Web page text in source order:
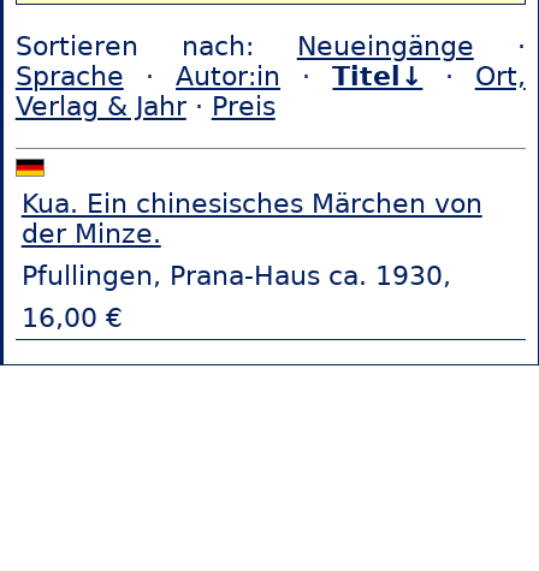
Sortieren nach: Neueingänge ·
Sprache ·Autor:in ·Titel↓ · Ort,
Verlag & Jahr· Preis
Kua. Ein chinesisches Märchen von
der Minze.
Pfullingen, Prana-Haus ca. 1930,
16,00 €